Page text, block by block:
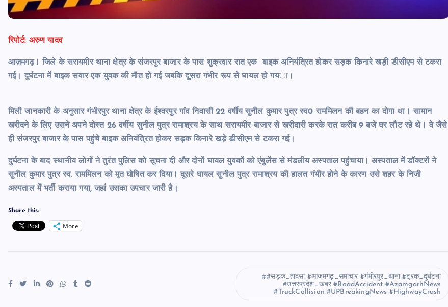
रिपोर्ट: अरुण यादव
आज़मगढ़। जिले के सरायमीर थाना क्षेत्र के संजरपुर बाजार के पास शुक्रवार रात एक बाइक अनियंत्रित होकर सड़क किनारे खड़ी डीसीएम से टकरा
गई। दुर्घटना में बाइक सवार एक युवक की मौत हो गई जबकि दूसरा गंभीर रूप से घायल हो गया।
मिली जानकारी के अनुसार गंभीरपुर थाना क्षेत्र के ईश्वरपुर गांव निवासी 22 वर्षीय सुनील कुमार पुत्र स्व0 राममिलन की बहन का दोगा था। सामान
खरीदने के लिए उसने अपने दोस्त 26 वर्षीय सुनील पुत्र रामाश्रय के साथ सरायमीर बाजार से खरीदारी करके रात करीब 9 बजे घर लौट रहे थे। वे जैसे
ही संजरपुर बाजार के पास पहुंचे बाइक अनियंत्रित होकर सड़क किनारे खड़े डीसीएम से टकरा गई।
दुर्घटना के बाद स्थानीय लोगों ने तुरंत पुलिस को सूचना दी और दोनों घायल युवकों को एंबुलेंस से मंडलीय अस्पताल पहुंचाया। अस्पताल में डॉक्टरों ने
सुनील कुमार पुत्र स्व. राममिलन को मृत घोषित कर दिया। दूसरे घायल सुनील पुत्र रामाश्रय की हालत गंभीर होने के कारण उसे शहर के निजी
अस्पताल में भर्ती कराया गया, जहां उसका उपचार जारी है।
Share this:
More
#सड़क_हादसा #आजमगढ़_समाचार #गंभीरपुर_थाना #ट्रक_दुर्घटना
#उत्तरप्रदेश_खबर #RoadAccident #AzamgarhNews
#TruckCollision #UPBreakingNews #HighwayCrash